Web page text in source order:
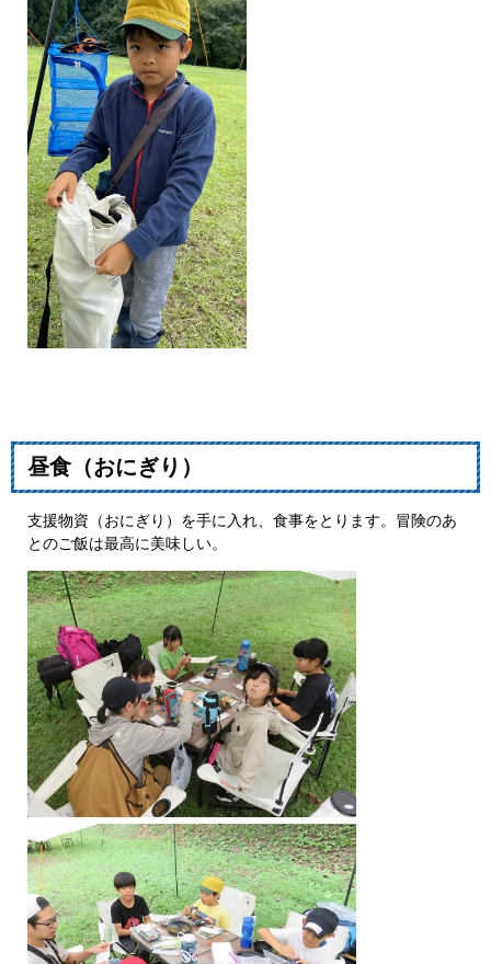
昼食（おにぎり）
支援物資（おにぎり）を手に入れ、食事をとります。冒険のあ
とのご飯は最高に美味しい。